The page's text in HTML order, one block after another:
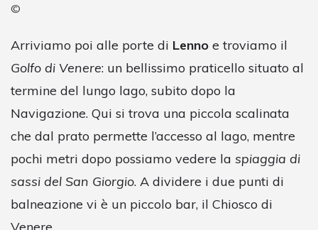
©
Arriviamo poi alle porte di Lenno e troviamo il
Golfo di Venere: un bellissimo praticello situato al
termine del lungo lago, subito dopo la
Navigazione. Qui si trova una piccola scalinata
che dal prato permette l’accesso al lago, mentre
pochi metri dopo possiamo vedere la spiaggia di
sassi del San Giorgio. A dividere i due punti di
balneazione vi è un piccolo bar, il Chiosco di
Venere.